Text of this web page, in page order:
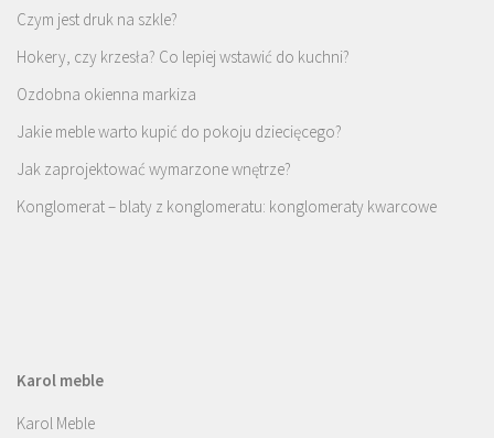
Czym jest druk na szkle?
Hokery, czy krzesła? Co lepiej wstawić do kuchni?
Ozdobna okienna markiza
Jakie meble warto kupić do pokoju dziecięcego?
Jak zaprojektować wymarzone wnętrze?
Konglomerat – blaty z konglomeratu: konglomeraty kwarcowe
Karol meble
Karol Meble